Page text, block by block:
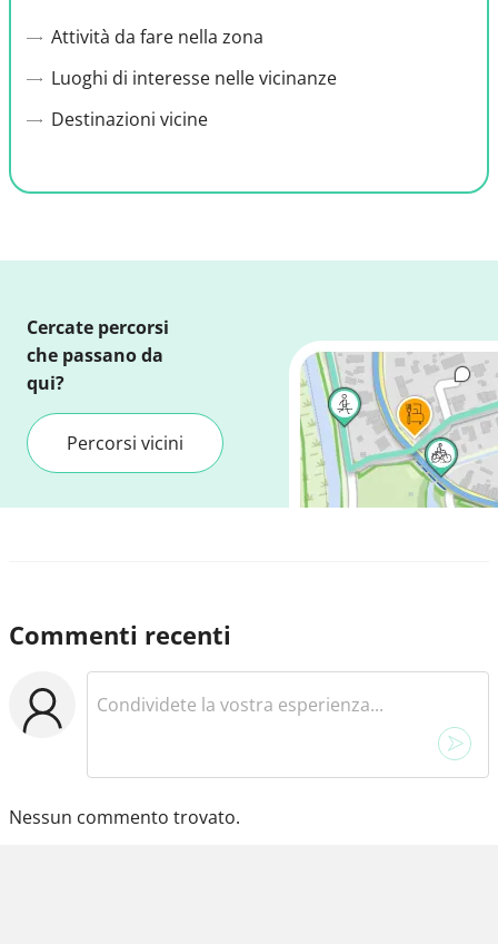
Attività da fare nella zona
Luoghi di interesse nelle vicinanze
Destinazioni vicine
Cercate percorsi
che passano da
qui?
Percorsi vicini
Commenti recenti
Nessun commento trovato.